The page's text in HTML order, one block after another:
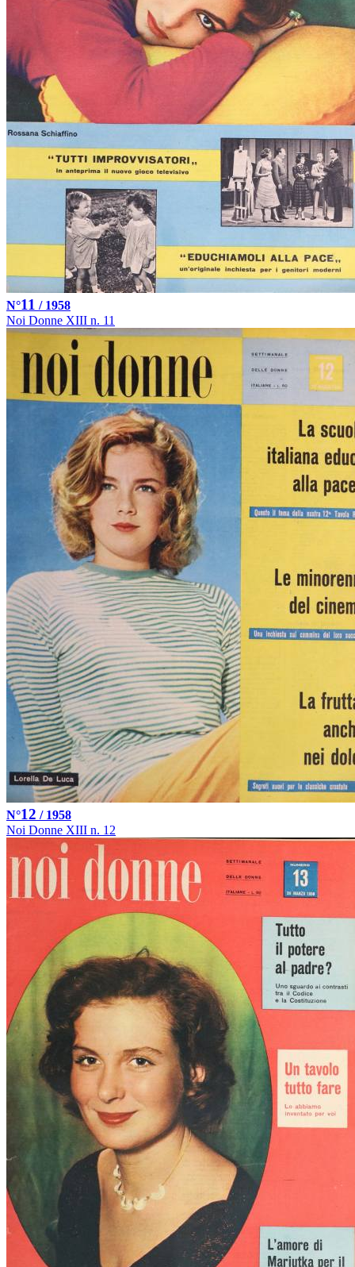
N°11 / 1958
Noi Donne XIII n. 11
N°12 / 1958
Noi Donne XIII n. 12